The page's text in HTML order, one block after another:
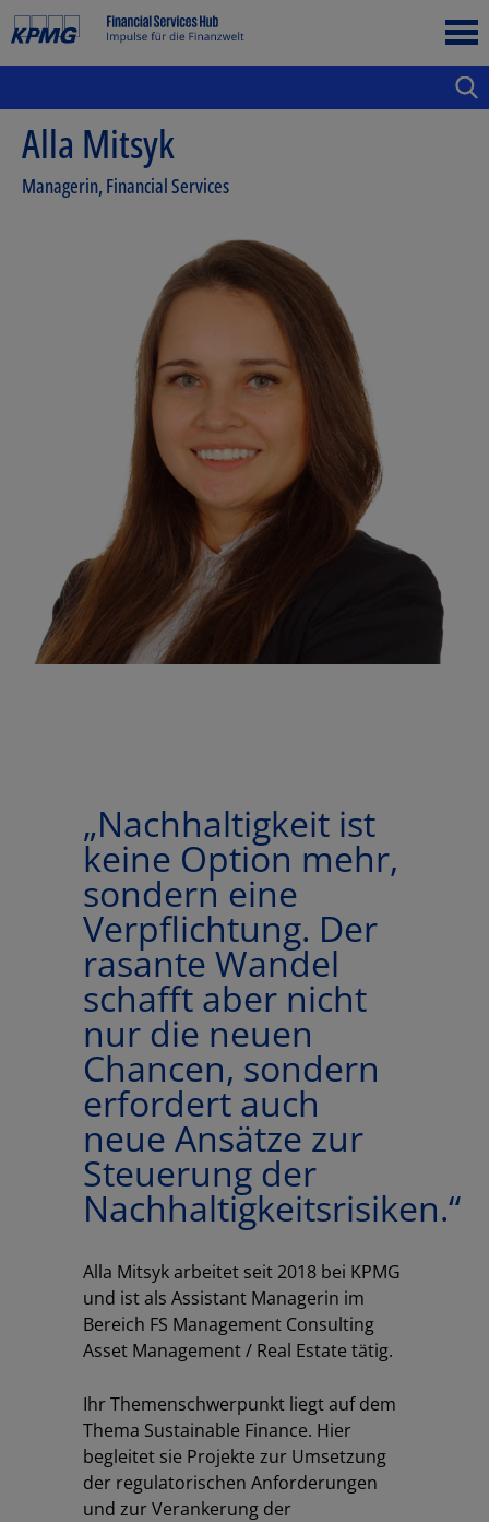
Alla Mitsyk
Managerin, Financial Services
„Nachhaltigkeit ist
keine Option mehr,
sondern eine
Verpflichtung. Der
rasante Wandel
schafft aber nicht
nur die neuen
Chancen, sondern
erfordert auch
neue Ansätze zur
Steuerung der
Nachhaltigkeitsrisiken.“
Alla Mitsyk arbeitet seit 2018 bei KPMG
und ist als Assistant Managerin im
Bereich FS Management Consulting
Asset Management / Real Estate tätig.
Ihr Themenschwerpunkt liegt auf dem
Thema Sustainable Finance. Hier
begleitet sie Projekte zur Umsetzung
der regulatorischen Anforderungen
und zur Verankerung der